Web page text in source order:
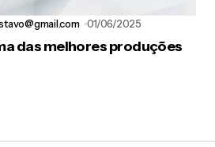
01/06/2025
das melhores produções